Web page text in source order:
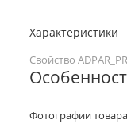
Характеристики
Свойство
Фотографии